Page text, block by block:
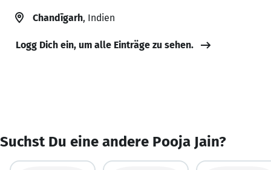
Chandīgarh, Indien
Logg Dich ein, um alle Einträge zu sehen.
Suchst Du eine andere Pooja Jain?